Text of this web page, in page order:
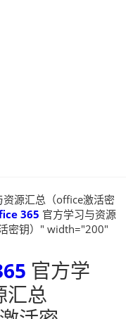
资源汇总（office激活密
365 官方学习与资源
密钥）" width="200"
官方学
汇总